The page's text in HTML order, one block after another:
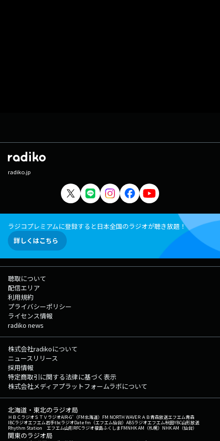
radiko.jp
ラジコプレミアムに登録すると日本全国のラジオが聴き放題！
詳しくはこちら
聴取について
配信エリア
利用規約
プライバシーポリシー
ライセンス情報
radiko news
株式会社radikoについて
ニュースリリース
採用情報
特定商取引に関する法律に基づく表示
株式会社メディアプラットフォームラボについて
北海道・東北のラジオ局
ＨＢＣラジオＳＴＶラジオAIR-G'（FM北海道） FM NORTH WAVEＲＡＢ青森放送エフエム青森
IBCラジオエフエム岩手tbcラジオDate fm（エフエム仙台） ABSラジオエフエム秋田YBC山形放送
Rhythm Station エフエム山形RFCラジオ福島ふくしまFMNHK AM（札幌） NHK AM（仙台）
関東のラジオ局